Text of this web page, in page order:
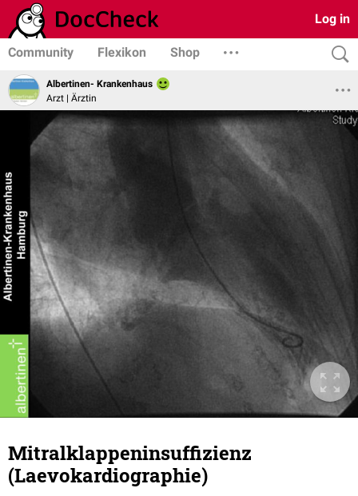
Log in
Community Flexikon Shop
Albertinen- Krankenhaus
Arzt | Ärztin
Mitralklappeninsuffizienz
(Laevokardiographie)